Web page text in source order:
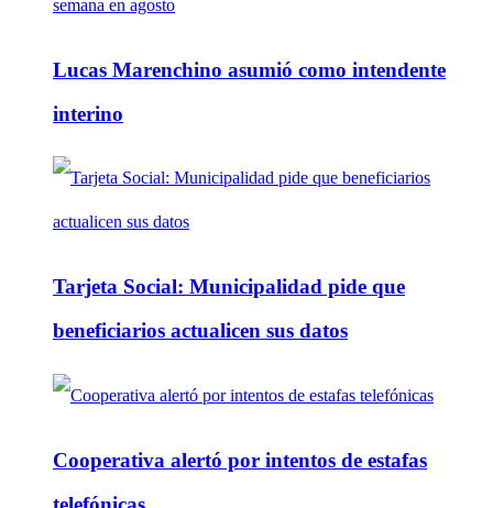
Lucas Marenchino asumió como intendente
interino
Tarjeta Social: Municipalidad pide que
beneficiarios actualicen sus datos
Cooperativa alertó por intentos de estafas